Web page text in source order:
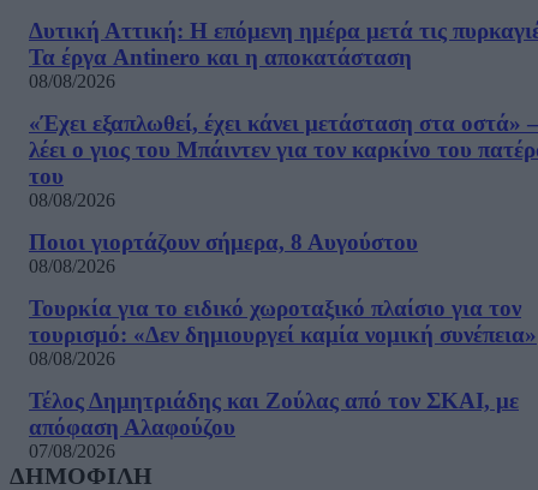
Δυτική Αττική: Η επόμενη ημέρα μετά τις
Τα έργα Antinero και η αποκατάσταση
08/08/2026
«Έχει εξαπλωθεί, έχει κάνει μετάσταση στα οστά»
λέει ο γιος του Μπάιντεν για τον καρκίνο του
του
08/08/2026
Ποιοι γιορτάζουν σήμερα, 8 Αυγούστου
08/08/2026
Τουρκία για το ειδικό χωροταξικό πλαίσιο για τον
τουρισμό: «Δεν δημιουργεί καμία νομική συνέπεια»
08/08/2026
Τέλος Δημητριάδης και Ζούλας από τον ΣΚΑΙ, με
απόφαση Αλαφούζου
07/08/2026
ΔΗΜΟΦΙΛΗ